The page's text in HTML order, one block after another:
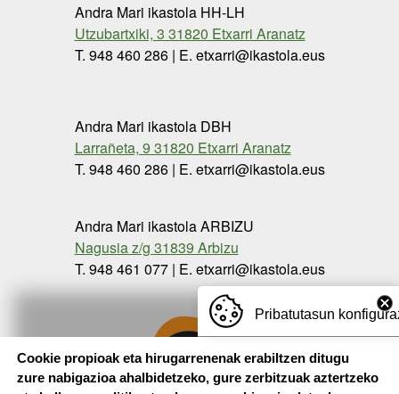
Andra Mari ikastola HH-LH
Utzubartxiki, 3 31820 Etxarri Aranatz
T. 948 460 286 | E. etxarri@ikastola.eus
Andra Mari ikastola DBH
Larrañeta, 9 31820 Etxarri Aranatz
T. 948 460 286 | E. etxarri@ikastola.eus
Andra Mari ikastola ARBIZU
Nagusia z/g 31839 Arbizu
T. 948 461 077 | E. etxarri@ikastola.eus
Pribatutasun
Cookie propioak eta hirugarrenenak erabiltzen ditugu
zure nabigazioa ahalbidetzeko, gure zerbitzuak aztertzeko